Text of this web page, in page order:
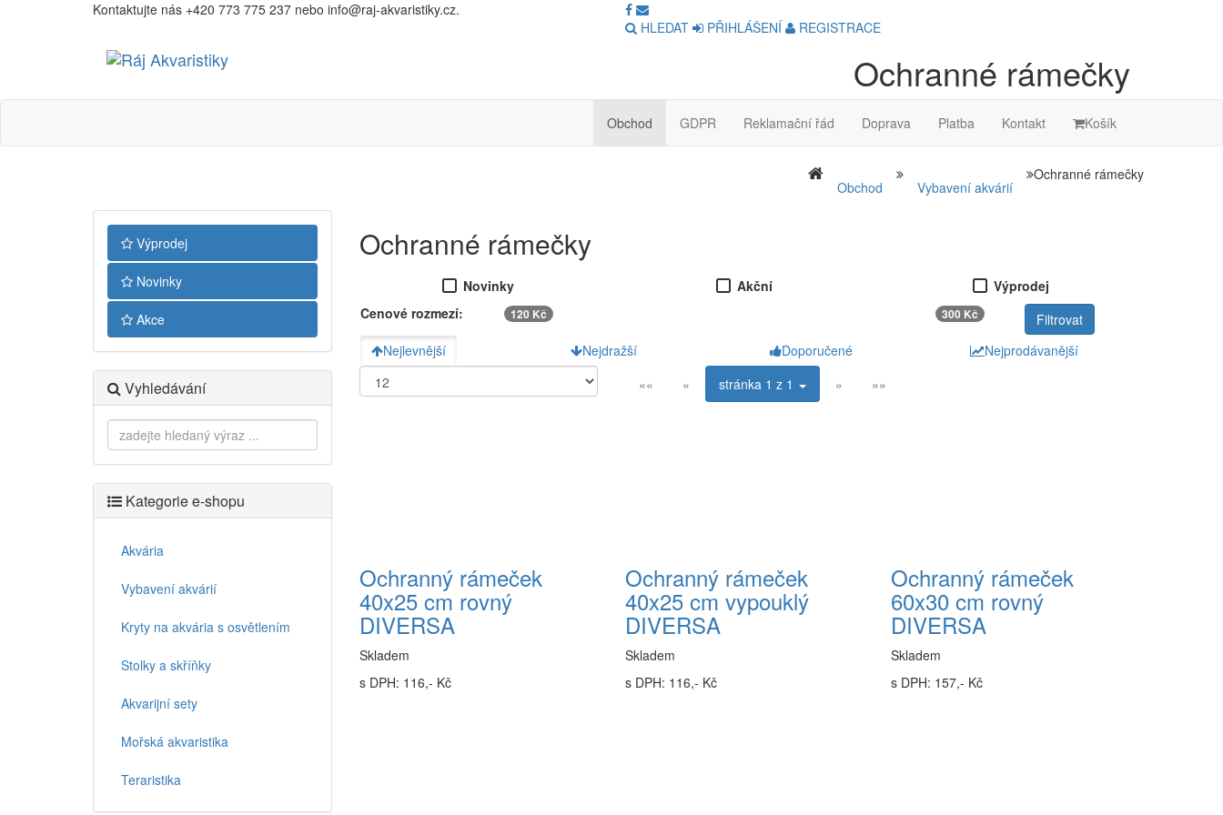
Kontaktujte nás +420 773 775 237 nebo info@raj-akvaristiky.cz.
HLEDAT
PŘIHLÁŠENÍ REGISTRACE
Akvaristiky Ochranné rámečky
Obchod GDPR Reklamační řád Doprava Platba Kontakt Košík
Obchod Vybavení akvárií
Ochranné rámečky
Výprodej
Novinky
Akce
Vyhledávání
Kategorie e-shopu
Akvária
Vybavení akvárií
Kryty na akvária s osvětlením
Stolky a skříňky
Akvarijní sety
Mořská akvaristika
Teraristika
Ochranné rámečky
Novinky Akční
Výprodej
Cenové rozmezí:
120 Kč 300 Kč
Nejlevnější Nejdražší Doporučené
Nejprodávanější
««
« stránka 1 z 1 » »»
Ochranný rámeček
40x25 cm rovný
DIVERSA
Skladem
s DPH: 116,- Kč
Ochranný rámeček
40x25 cm vypouklý
DIVERSA
Skladem
s DPH: 116,- Kč
Ochranný rámeček
60x30 cm rovný
DIVERSA
Skladem
s DPH: 157,- Kč